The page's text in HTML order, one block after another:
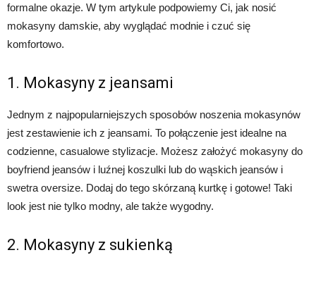
formalne okazje. W tym artykule podpowiemy Ci, jak nosić
mokasyny damskie, aby wyglądać modnie i czuć się
komfortowo.
1. Mokasyny z jeansami
Jednym z najpopularniejszych sposobów noszenia mokasynów
jest zestawienie ich z jeansami. To połączenie jest idealne na
codzienne, casualowe stylizacje. Możesz założyć mokasyny do
boyfriend jeansów i luźnej koszulki lub do wąskich jeansów i
swetra oversize. Dodaj do tego skórzaną kurtkę i gotowe! Taki
look jest nie tylko modny, ale także wygodny.
2. Mokasyny z sukienką